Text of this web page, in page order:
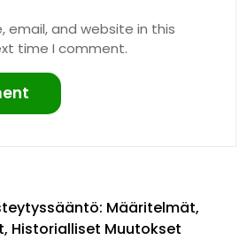
email, and website in this
time I comment.
Määritelmät,
Historialliset Muutokset